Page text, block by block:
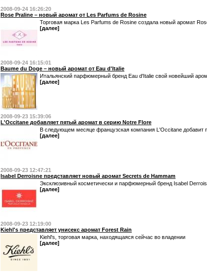
2008-09-24 16:26:20
Rose Praline – новый аромат от Les Parfums de Rosine
Торговая марка Les Parfums de Rosine создала новый аромат
[далее]
2008-09-24 16:15:01
Baume du Doge – новый аромат от Eau d'Italie
Итальянский парфюмерный бренд Eau d'Italie свой новейший
[далее]
2008-09-23 15:39:06
L'Occitane добавляет пятый аромат в серию Notre Flore
В следующем месяце французская компания L'Occitane добавит
[далее]
2008-09-23 12:47:21
Isabel Derroisne представляет новый аромат Secrets de Hammam
Эксклюзивный косметически и парфюмерный бренд Isabel
[далее]
2008-09-23 12:19:00
Kiehl's представляет унисекс аромат Forest Rain
Kiehl's, торговая марка, находящаяся сейчас во владении
[далее]